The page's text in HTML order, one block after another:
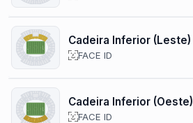
Cadeira Inferior (Leste)
FACE ID
Cadeira Inferior (Oeste)
FACE ID